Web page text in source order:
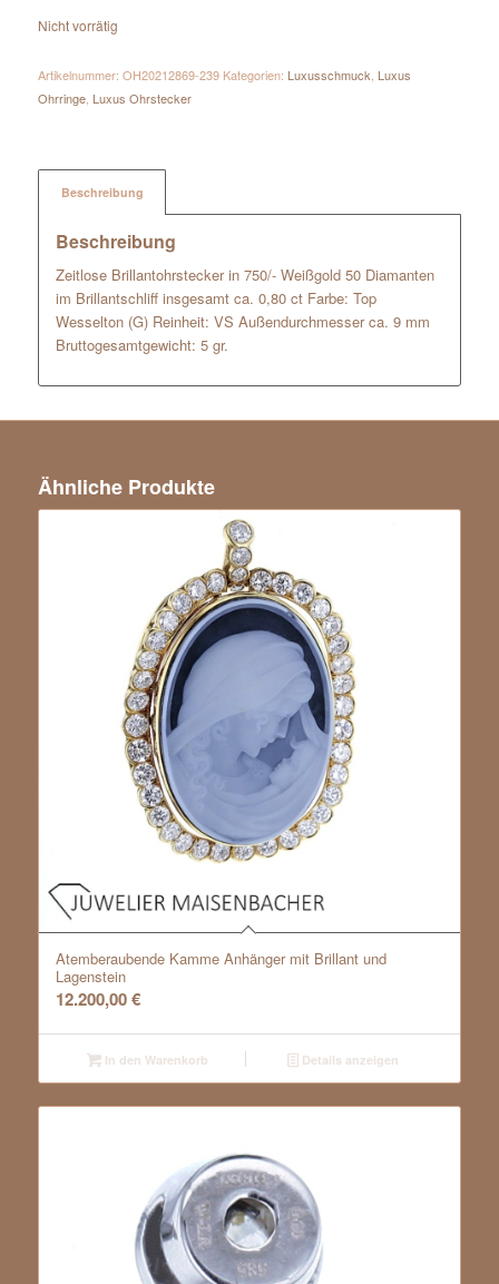
Nicht vorrätig
Artikelnummer: OH20212869-239 Kategorien: Luxusschmuck Luxus
Ohrringe, Luxus Ohrstecker
Beschreibung
Beschreibung
Zeitlose Brillantohrstecker in 750/- Weißgold 50 Diamanten
im Brillantschliff insgesamt ca. 0,80 ct Farbe: Top
Wesselton (G) Reinheit: VS Außendurchmesser ca. 9 mm
Bruttogesamtgewicht: 5 gr.
Ähnliche Produkte
Atemberaubende Kamme Anhänger mit Brillant und
Lagenstein
12.200,00€
In den Warenkorb Details anzeigen